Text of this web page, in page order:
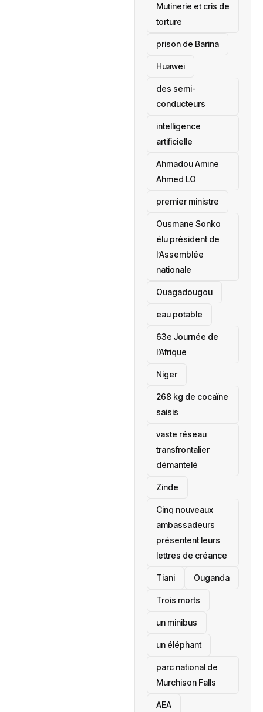
Mutinerie et cris de
torture
prison de Barina
Huawei
des semi-
conducteurs
intelligence
artificielle
Ahmadou Amine
Ahmed LO
premier ministre
Ousmane Sonko
élu président de
l’Assemblée
nationale
‎Ouagadougou
eau potable
63e Journée de
l’Afrique
‎Niger
268 kg de cocaïne
saisis
vaste réseau
transfrontalier
démantelé
Zinde
Cinq nouveaux
ambassadeurs
présentent leurs
lettres de créance
Tiani ‎Ouganda
Trois morts
un minibus
un éléphant
parc national de
Murchison Falls
AEA